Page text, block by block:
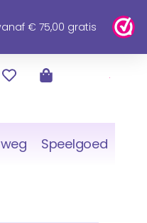
€ 75,00 gratis
Speelgoed